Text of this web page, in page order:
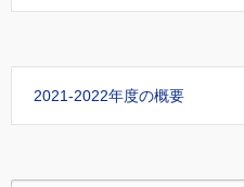
2021-2022年度の概要